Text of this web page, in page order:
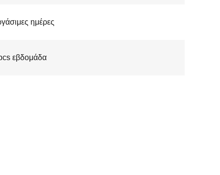
ημέρες
εβδομάδα